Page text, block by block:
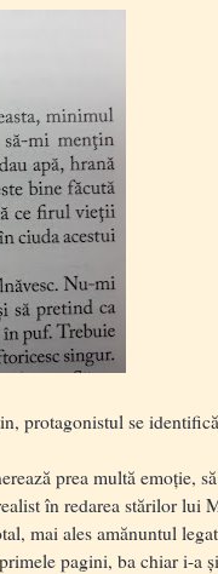
protagonistul se
prea multă emoție,
în redarea stărilor lui
mai ales amănuntul
pagini, ba chiar i-a